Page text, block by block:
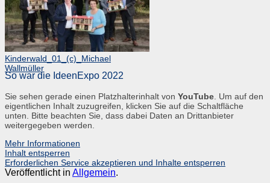
Kinderwald_01_(c)_Michael
Wallmüller
So war die IdeenExpo 2022
Sie sehen gerade einen Platzhalterinhalt von YouTube . Um auf den
eigentlichen Inhalt zuzugreifen, klicken Sie auf die Schaltfläche
unten. Bitte beachten Sie, dass dabei Daten an Drittanbieter
weitergegeben werden.
Mehr Informationen
Inhalt entsperren
Erforderlichen Service akzeptieren und Inhalte entsperren
Veröffentlicht in Allgemein.